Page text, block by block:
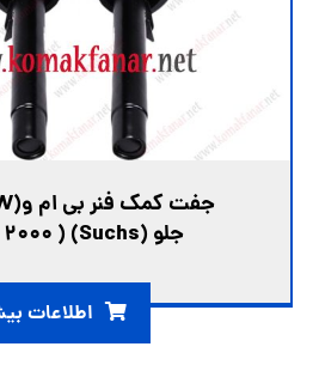
جفت کمک فنر بی ام و(BMW) سری 3
جلو (Suchs) ( 2006 – 2000 )
اطلاعات